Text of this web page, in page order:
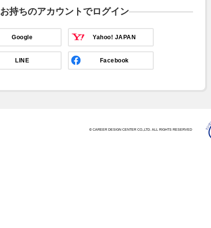
お持ちのアカウントでログイン
Google Yahoo! JAPAN
LINE Facebook
© CAREER DESIGN CENTER CO.,LTD. ALL RIGHTS RESERVED